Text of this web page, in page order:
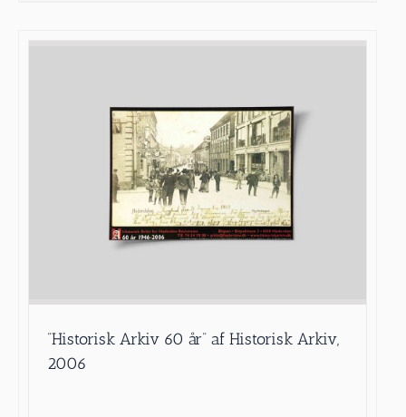
”Historisk Arkiv 60 år” af Historisk Arkiv,
2006